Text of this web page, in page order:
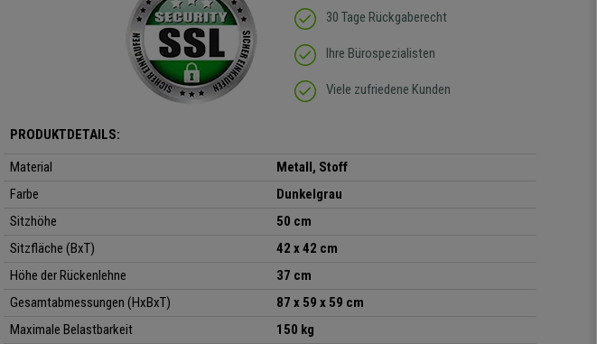
30 Tage Rückgaberecht
Ihre Bürospezialisten
Viele zufriedene Kunden
PRODUKTDETAILS:
Material
Metall, Stoff
Farbe
Dunkelgrau
Sitzhöhe
50 cm
Sitzfläche (BxT)
42 x 42 cm
Höhe der Rückenlehne
37 cm
Gesamtabmessungen (HxBxT)
87 x 59 x 59 cm
Maximale Belastbarkeit
150 kg